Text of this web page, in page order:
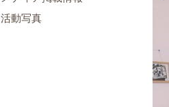
活動写真